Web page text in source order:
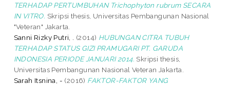
TERHADAP PERTUMBUHAN Trichophyton rubrum SECARA
IN VITRO. Skripsi thesis, Universitas Pembangunan Nasional
"Veteran" Jakarta.
Sanni Rizky Putri, .
(2014) HUBUNGAN CITRA TUBUH
TERHADAP STATUS GIZI PRAMUGARI PT. GARUDA
INDONESIA PERIODE JANUARI 2014. Skripsi thesis,
Universitas Pembangunan Nasional Veteran Jakarta.
Sarah Itsnina, - (2016) FAKTOR-FAKTOR YANG